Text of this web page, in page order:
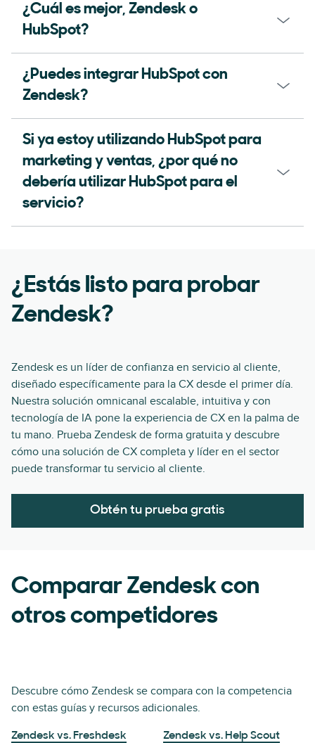
¿Cuál es mejor, Zendesk o
HubSpot?
¿Puedes integrar HubSpot con
Zendesk?
Si ya estoy utilizando HubSpot para
marketing y ventas, ¿por qué no
debería utilizar HubSpot para el
servicio?
¿Estás listo para probar
Zendesk?
Zendesk es un líder de confianza en servicio al cliente,
diseñado específicamente para la CX desde el primer día.
Nuestra solución omnicanal escalable, intuitiva y con
tecnología de IA pone la experiencia de CX en la palma de
tu mano. Prueba Zendesk de forma gratuita y descubre
cómo una solución de CX completa y líder en el sector
puede transformar tu servicio al cliente.
Obtén tu prueba gratis
Comparar Zendesk con
otros competidores
Descubre cómo Zendesk se compara con la competencia
con estas guías y recursos adicionales.
Zendesk vs. Freshdesk Zendesk vs. Help Scout